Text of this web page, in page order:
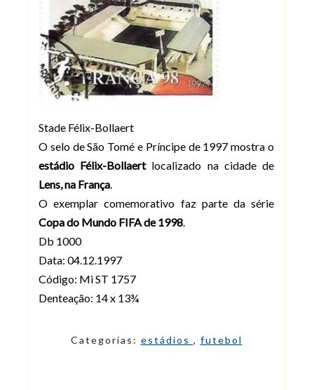
Stade Félix-Bollaert
O selo de São Tomé e Príncipe de 1997 mostra o
estádio Félix-Bollaertlocalizado na cidade de
Lens, na França.
O exemplar comemorativo faz parte da série
Copa do Mundo FIFA de 1998.
Db 1000
Data: 04.12.1997
Código: Mi ST 1757
Denteação: 14 x 13¾
Categorias: estádios , futebol